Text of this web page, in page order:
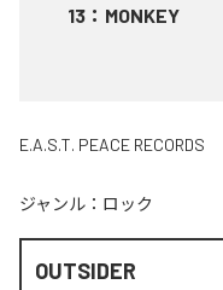
13 ： MONKEY
E.A.S.T. PEACE RECORDS
ジャンル： ロック
OUTSIDER